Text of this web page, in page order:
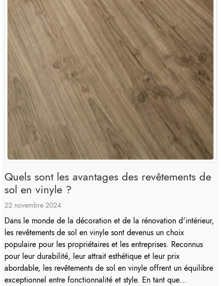
Quels sont les avantages des revêtements de
sol en vinyle ?
22 novembre 2024
Dans le monde de la décoration et de la rénovation d'intérieur,
les revêtements de sol en vinyle sont devenus un choix
populaire pour les propriétaires et les entreprises. Reconnus
pour leur durabilité, leur attrait esthétique et leur prix
abordable, les revêtements de sol en vinyle offrent un équilibre
exceptionnel entre fonctionnalité et style. En tant que